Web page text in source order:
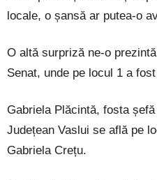
locale, o șansă ar putea-o
O altă surpriză ne-o
Senat, unde pe locul 1 a
Gabriela Plăcintă, fosta
Județean Vaslui se află pe
Gabriela Crețu.